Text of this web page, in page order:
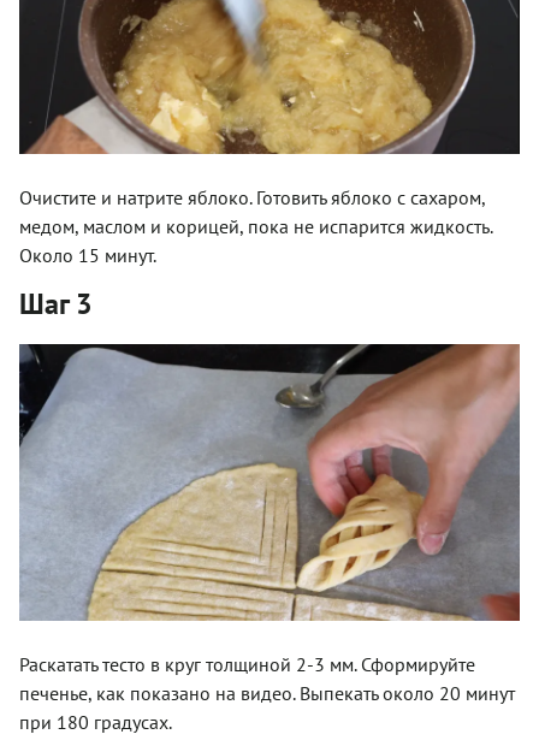
Очистите и натрите яблоко. Готовить яблоко с сахаром,
медом, маслом и корицей, пока не испарится жидкость.
Около 15 минут.
Шаг 3
Раскатать тесто в круг толщиной 2-3 мм. Сформируйте
печенье, как показано на видео. Выпекать около 20 минут
при 180 градусах.